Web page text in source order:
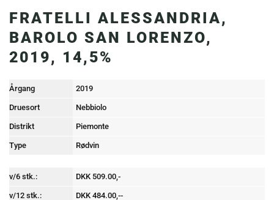
FRATELLI ALESSANDRIA,
BAROLO SAN LORENZO,
2019, 14,5%
Årgang 2019
Druesort Nebbiolo
Distrikt Piemonte
Type Rødvin
v/6 stk.: DKK 509.00,-
v/12 stk.: DKK 484.00,--